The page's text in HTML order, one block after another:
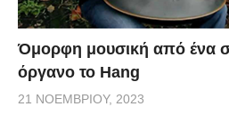
Όμορφη μουσική από ένα
όργανο το Hang
21 ΝΟΕΜΒΡΊΟΥ, 2023